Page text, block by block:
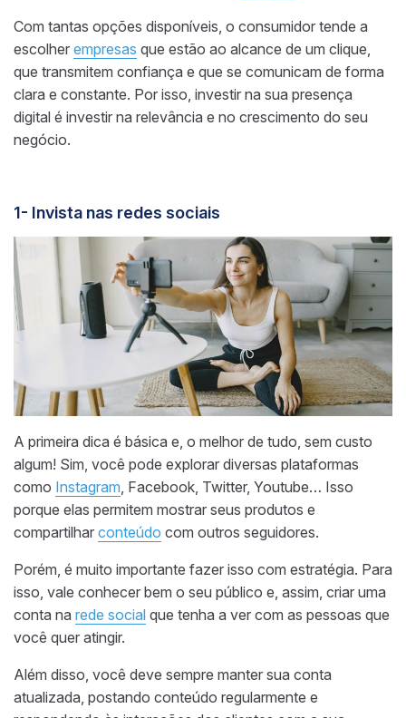
Com tantas opções disponíveis, o consumidor tende a
escolher empresas que estão ao alcance de um clique,
que transmitem confiança e que se comunicam de forma
clara e constante. Por isso, investir na sua presença
digital é investir na relevância e no crescimento do seu
negócio.
1- Invista nas redes sociais
A primeira dica é básica e, o melhor de tudo, sem custo
algum! Sim, você pode explorar diversas plataformas
como Instagram, Facebook, Twitter, Youtube… Isso
porque elas permitem mostrar seus produtos e
compartilhar conteúdo com outros seguidores.
Porém, é muito importante fazer isso com estratégia. Para
isso, vale conhecer bem o seu público e, assim, criar uma
conta na rede social que tenha a ver com as pessoas que
você quer atingir.
Além disso, você deve sempre manter sua conta
atualizada, postando conteúdo regularmente e